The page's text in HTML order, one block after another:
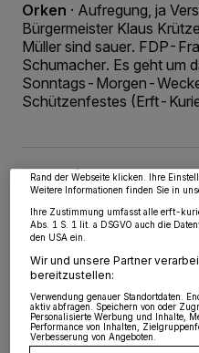
Orken · Aufregung, ja
Bürgermeister Klaus
Müller sind sauer. FDP-
Schumacher. Es geht um
Sonntags-Morgen-
Schützenfestes (Erft-
28.07.2016 , 18:32 Uhr 2
Von Gerhard Müller
-Partner
wie Browserdaten oder eindeutige
von OK aktivieren Sie Tracking-
Rand der Webseite klicken. Ihre
Weitere Informationen finden Sie in
Ihre Zustimmung umfasst alle erft-
Abs. 1 S. 1 lit. a DSGVO auch die
den USA ein.
Wir und unsere Partner
bereitzustellen:
Verwendung genauer Standortdaten.
aktiv abfragen. Speichern von oder
Personalisierte Werbung und Inhalte,
Performance von Inhalten,
Verbesserung von Angeboten.